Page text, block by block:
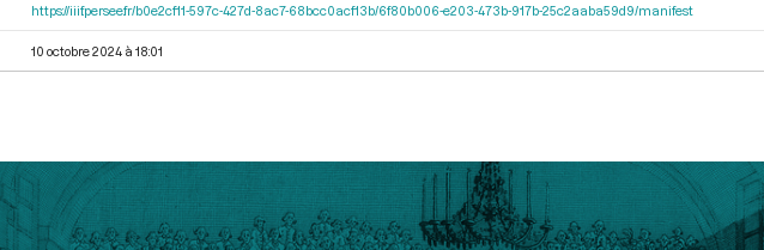
https://iiif.persee.fr/b0e2cf11-597c-427d-8ac7-68bcc0acf13b/6f80b006-e203-473b-917b-25c2aaba59d9/manifest
10 octobre 2024 à 18:01